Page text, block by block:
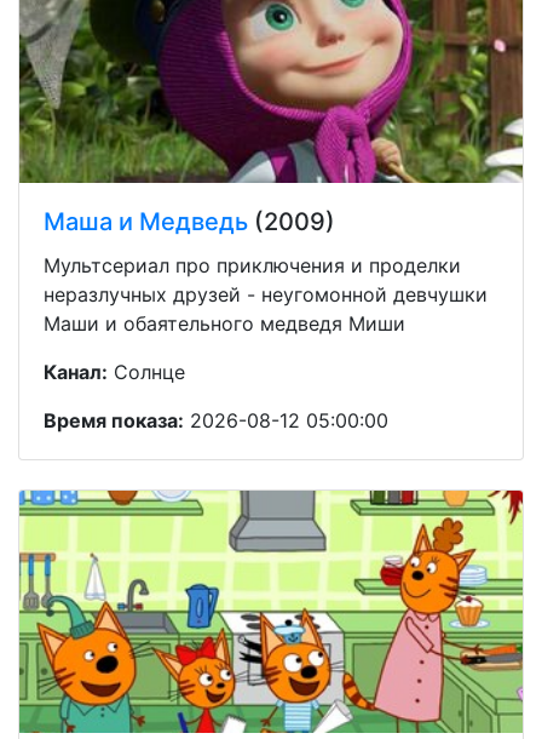
Маша и Медведь (2009)
Мультсериал про приключения и проделки
неразлучных друзей - неугомонной девчушки
Маши и обаятельного медведя Миши
Канал: Солнце
Время показа: 2026-08-12 05:00:00